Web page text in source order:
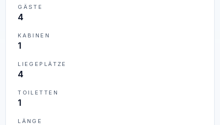
GÄSTE
4
KABINEN
1
LIEGEPLÄTZE
4
TOILETTEN
1
LÄNGE